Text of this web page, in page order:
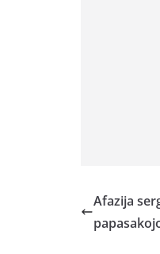
Afazija